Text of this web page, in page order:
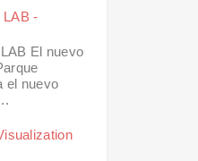
LAB -
El nuevo
el nuevo